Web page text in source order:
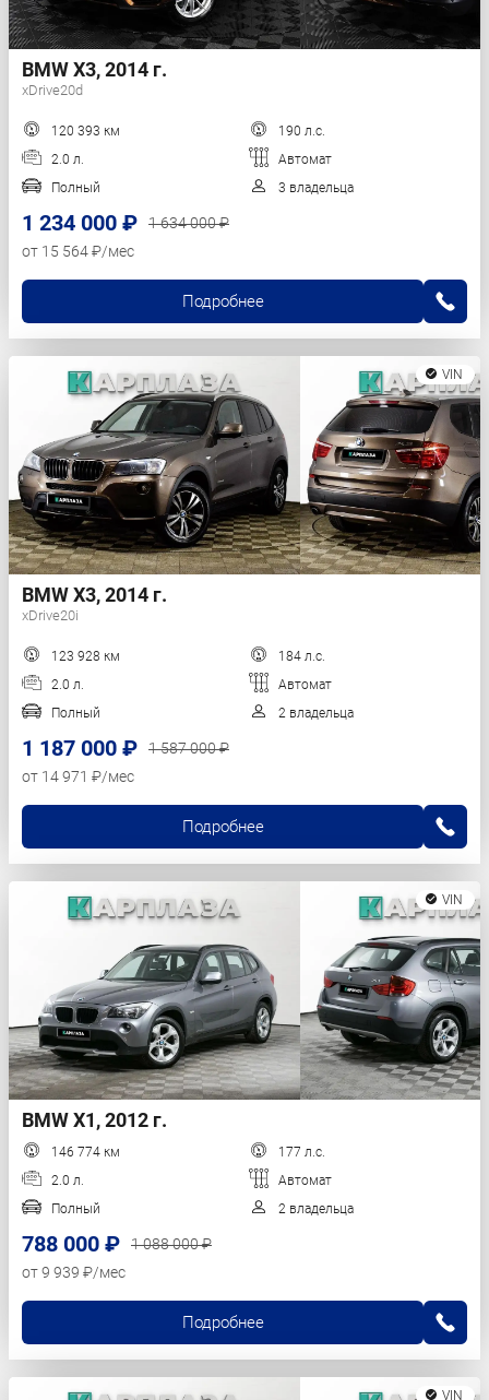
BMW X3, 2014 г.
xDrive20d
120 393 км
190 л.с.
2.0 л.
Автомат
Полный
3 владельца
1 234 000 ₽
1 634 000 ₽
от 15 564 ₽/мес
Подробнее
VIN
BMW X3, 2014 г.
xDrive20i
123 928 км
184 л.с.
2.0 л.
Автомат
Полный
2 владельца
1 187 000 ₽
1 587 000 ₽
от 14 971 ₽/мес
Подробнее
VIN
BMW X1, 2012 г.
146 774 км
177 л.с.
2.0 л.
Автомат
Полный
2 владельца
788 000 ₽
1 088 000 ₽
от 9 939 ₽/мес
Подробнее
VIN